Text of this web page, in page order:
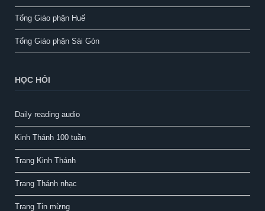
Tổng Giáo phận Huế
Tổng Giáo phận Sài Gòn
HỌC HỎI
Daily reading audio
Kinh Thánh 100 tuần
Trang Kinh Thánh
Trang Thánh nhạc
Trang Tin mừng